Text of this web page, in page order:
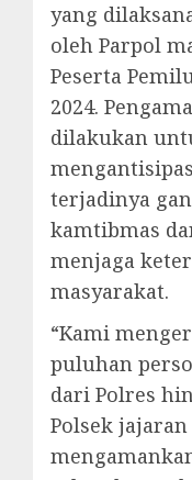
yang
oleh Parpol
Peserta
2024.
dilakukan
terjadinya
kamtibmas
menjaga
masyarakat.
“Kami
puluhan
dari Polres
Polsek